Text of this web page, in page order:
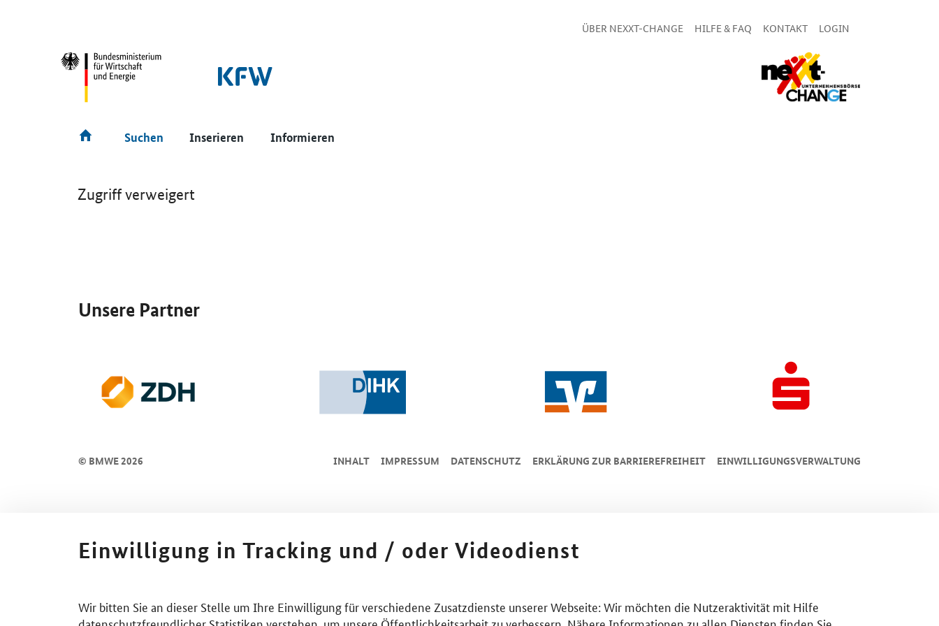
ÜBER NEXXT-CHANGE HILFE & FAQ KONTAKT LOGIN
Suchen Inserieren Informieren
Zugriff verweigert
Unsere Partner
© BMWE 2026 INHALT IMPRESSUM DA­TEN­SCHUTZ ERKLÄRUNG ZUR BARRIEREFREIHEIT EINWILLIGUNGSVERWALTUNG
Einwilligung in Tracking und / oder Videodienst
Wir bitten Sie an dieser Stelle um Ihre Einwilligung für verschiedene Zusatzdienste unserer Webseite: Wir möchten die Nutzeraktivität mit Hilfe